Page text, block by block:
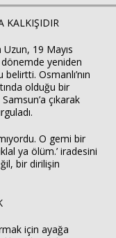
KALKIŞIDIR
Uzun, 19 Mayıs
dönemde yeniden
Osmanlı’nın
olduğu bir
çıkarak
O gemi bir
ya ölüm.’ iradesini
bir dirilişin
için ayağa
Haberin Doğru Adresi.